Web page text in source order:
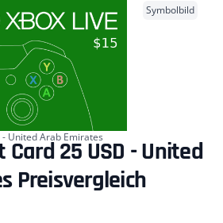
Symbolbild
- United Arab Emirates
Card 25 USD - United
Preisvergleich